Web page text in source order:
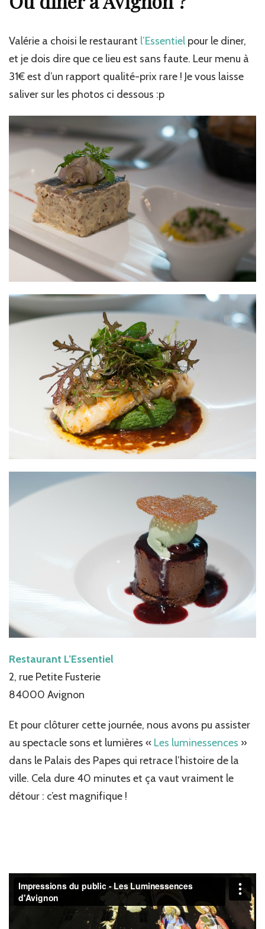
Valérie a choisi le restaurant l’Essentiel pour le diner,
et je dois dire que ce lieu est sans faute. Leur menu à
31€ est d’un rapport qualité-prix rare ! Je vous laisse
saliver sur les photos ci dessous :p
Restaurant L’Essentiel
2, rue Petite Fusterie
84000 Avignon
Et pour clôturer cette journée, nous avons pu assister
au spectacle sons et lumières « Les luminessences »
dans le Palais des Papes qui retrace l’histoire de la
ville. Cela dure 40 minutes et ça vaut vraiment le
détour : c’est magnifique !